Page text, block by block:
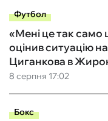
Футбол
8 серпня 17:02
«Мені це так само
оцінив ситуацію
Циганкова в
Бокс